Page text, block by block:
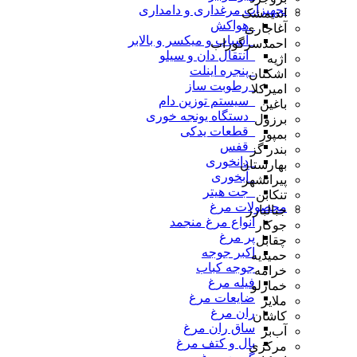
تجهیزات مرغداری و دامداری
_هواکش
_آسیاب و میکسر و بالابر
_انتقال دان و سیلو
_پنجره اینلت
_رطوبت ساز
_سیستم توزین دام
_دستگاه یونجه خوری
_قطعات یدکی
_قفس
_دانخوری
_آبخوری
_جت هیتر
محصولات مرغ
انواع مرغ منجمد
پر مرغ
اکبر جوجه
جوجه کباب
فیله مرغ
ضایعات مرغ
ران مرغ
ساق ران مرغ
بال و کتف مرغ
اندیمشک
آغاجاری
احمدسرگوراب
اژیه
اشکنان
امیرکلا
باغین
برزول
بمپور
بندر گز
بهارستان
پیرانشهر
تنکابن
جبالبارز
جوکار
چقابل
حمیدیه
خرامه
خمارلو
ملایر
کاشان
آب‌بر
مرکزی